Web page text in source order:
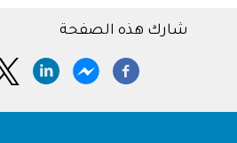
شارك هذه الصفحة